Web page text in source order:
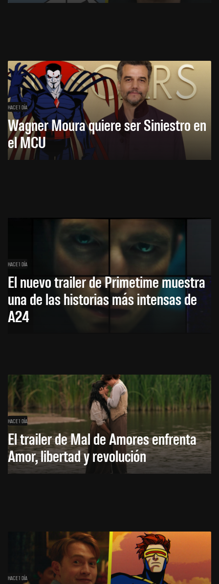
HACE 1 DÍA
Wagner Moura quiere ser Siniestro en
el MCU
HACE 1 DÍA
El nuevo trailer de Primetime muestra
una de las historias más intensas de
A24
HACE 1 DÍA
El trailer de Mal de Amores enfrenta
Amor, libertad y revolución
HACE 1 DÍA